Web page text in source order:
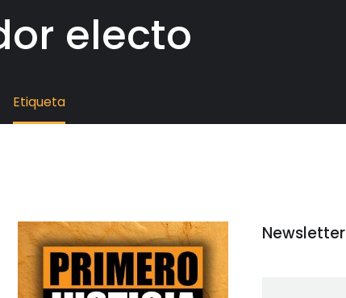
electo
Etiqueta
Comunicado
de
Primero
Justicia
Newsletter